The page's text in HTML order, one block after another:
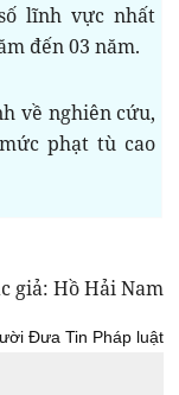
lĩnh vực nhất
đến 03 năm.
về nghiên cứu,
phạt tù cao
giả: Hồ Hải Nam
Đưa Tin Pháp luật